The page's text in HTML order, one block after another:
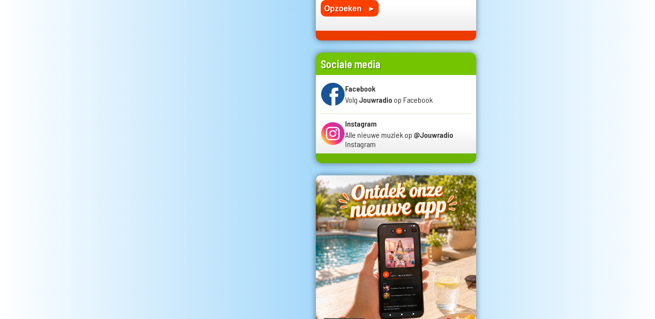
Sociale media
Facebook
Volg Jouwradio op Facebook
Instagram
Alle nieuwe muziek op @Jouwradio
Instagram